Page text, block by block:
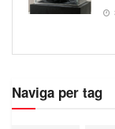
Naviga per tag